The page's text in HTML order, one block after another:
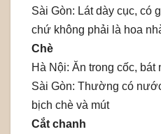
Sài Gòn: Lát dày cục, có
chứ không phải là hoa
Chè
Hà Nội: Ăn trong cốc, bát
Sài Gòn: Thường có
bịch chè và mút
Cắt chanh